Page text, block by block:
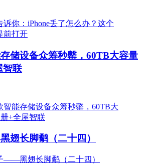
储设备众筹秒罄，60TB大容量
智联
长脚鹬（二十四）